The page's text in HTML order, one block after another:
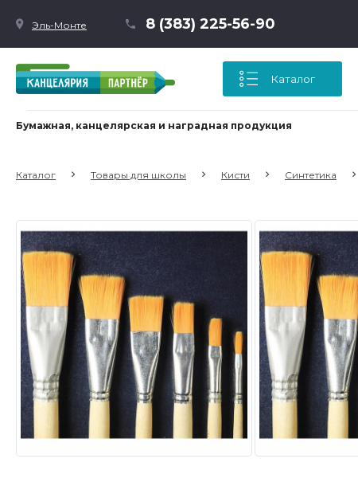
Эль-Монте 8 (383) 225-56-90
Каталог
Бумажная, канцелярская и наградная продукция
Каталог Товары для школы Кисти Синтетика